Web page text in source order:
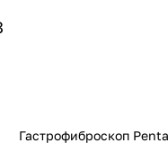
Гастрофиброскоп